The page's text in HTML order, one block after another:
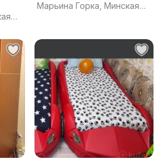
Марьина Горка, Минская